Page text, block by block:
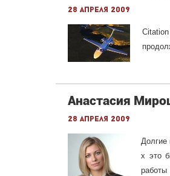
28 апреля 2009
Анастасия
28 апреля 2009
Долгие
х это
работы